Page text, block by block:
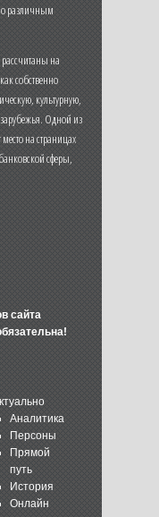
различным
на
собственно
культурную,
Одной из
на страницах
сферы,
сайта
Аналитика
Персоны
Прямой
путь
История
Онлайн